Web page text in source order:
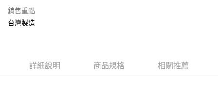
台灣樂天信用卡公司
玉山商業銀行
台灣樂天信用卡公司
運送方式
付款後門市自取(待系統通知後才可取貨)
銷售重點
台灣製造
詳細說明 商品規格 相關推薦